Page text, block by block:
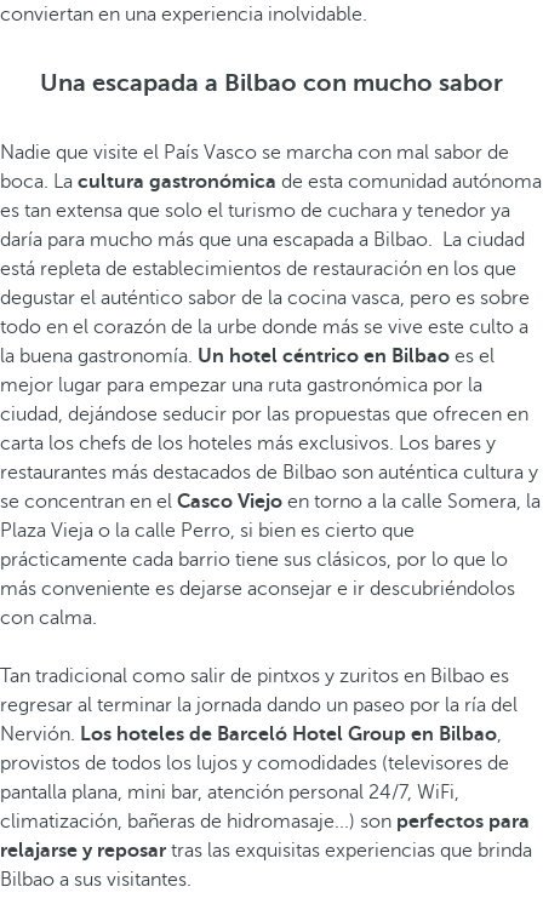
conviertan en una experiencia inolvidable.
Una escapada a Bilbao con mucho sabor
Nadie que visite el País Vasco se marcha con mal sabor de
boca. La cultura gastronómica de esta comunidad autónoma
es tan extensa que solo el turismo de cuchara y tenedor ya
daría para mucho más que una escapada a Bilbao. La ciudad
está repleta de establecimientos de restauración en los que
degustar el auténtico sabor de la cocina vasca, pero es sobre
todo en el corazón de la urbe donde más se vive este culto a
la buena gastronomía. Un hotel céntrico en Bilbao es el
mejor lugar para empezar una ruta gastronómica por la
ciudad, dejándose seducir por las propuestas que ofrecen en
carta los chefs de los hoteles más exclusivos. Los bares y
restaurantes más destacados de Bilbao son auténtica cultura y
se concentran en el Casco Viejo en torno a la calle Somera, la
Plaza Vieja o la calle Perro, si bien es cierto que
prácticamente cada barrio tiene sus clásicos, por lo que lo
más conveniente es dejarse aconsejar e ir descubriéndolos
con calma.
Tan tradicional como salir de pintxos y zuritos en Bilbao es
regresar al terminar la jornada dando un paseo por la ría del
Nervión. Los hoteles de Barceló Hotel Group en Bilbao,
provistos de todos los lujos y comodidades (televisores de
pantalla plana, mini bar, atención personal 24/7, WiFi,
climatización, bañeras de hidromasaje...) son perfectos para
relajarse y reposar tras las exquisitas experiencias que brinda
Bilbao a sus visitantes.